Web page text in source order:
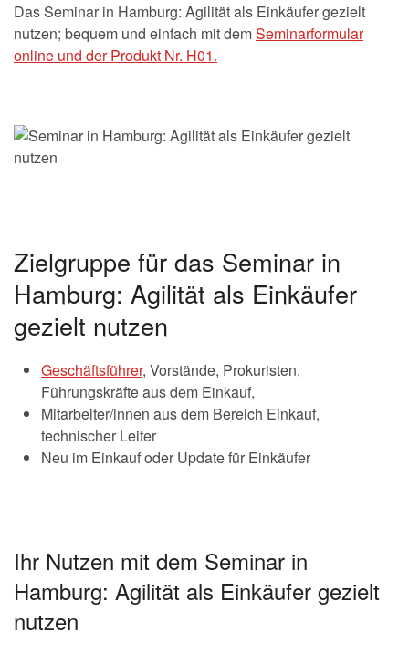
Das Seminar in Hamburg: Agilität als Einkäufer gezielt
nutzen; bequem und einfach mit demSeminarformular
online und der Produkt Nr. H01.
Zielgruppe für das Seminar in
Hamburg: Agilität als Einkäufer
gezielt nutzen
Geschäftsführer, Vorstände, Prokuristen,
Führungskräfte aus dem Einkauf,
Mitarbeiter/innen aus dem Bereich Einkauf,
technischer Leiter
Neu im Einkauf oder Update für Einkäufer
Ihr Nutzen mit dem Seminar in
Hamburg: Agilität als Einkäufer gezielt
nutzen